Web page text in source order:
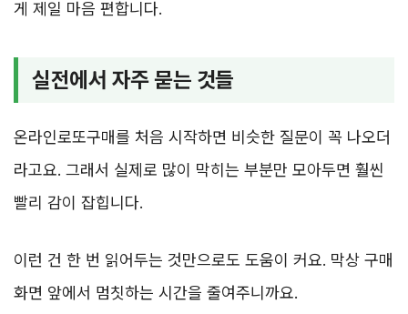
게 제일 마음 편합니다.
실전에서 자주 묻는 것들
온라인로또구매를 처음 시작하면 비슷한 질문이 꼭 나오더
라고요. 그래서 실제로 많이 막히는 부분만 모아두면 훨씬
빨리 감이 잡힙니다.
이런 건 한 번 읽어두는 것만으로도 도움이 커요. 막상 구매
화면 앞에서 멈칫하는 시간을 줄여주니까요.